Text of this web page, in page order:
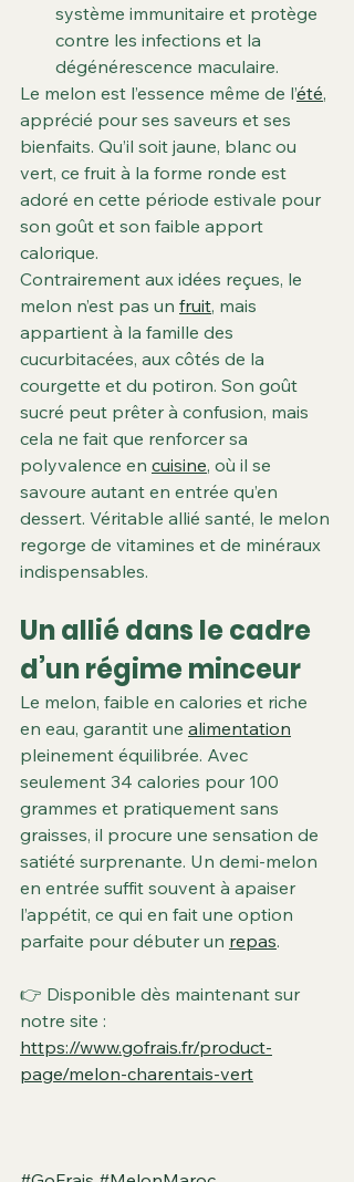
système immunitaire et protège
contre les infections et la
dégénérescence maculaire.
Le melon est l’essence même de l’été,
apprécié pour ses saveurs et ses
bienfaits. Qu’il soit jaune, blanc ou
vert, ce fruit à la forme ronde est
adoré en cette période estivale pour
son goût et son faible apport
calorique.
Contrairement aux idées reçues, le
melon n’est pas un fruit, mais
appartient à la famille des
cucurbitacées, aux côtés de la
courgette et du potiron. Son goût
sucré peut prêter à confusion, mais
cela ne fait que renforcer sa
polyvalence en cuisine, où il se
savoure autant en entrée qu’en
dessert. Véritable allié santé, le melon
regorge de vitamines et de minéraux
indispensables.
Un allié dans le cadre
d’un régime minceur
Le melon, faible en calories et riche
en eau, garantit une alimentation
pleinement équilibrée. Avec
seulement 34 calories pour 100
grammes et pratiquement sans
graisses, il procure une sensation de
satiété surprenante. Un demi-melon
en entrée suffit souvent à apaiser
l’appétit, ce qui en fait une option
parfaite pour débuter un repas.
👉 Disponible dès maintenant sur
notre site :
https://www.gofrais.fr/product-
page/melon-charentais-vert